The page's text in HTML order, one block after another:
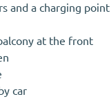
and a charging point
at the front
car